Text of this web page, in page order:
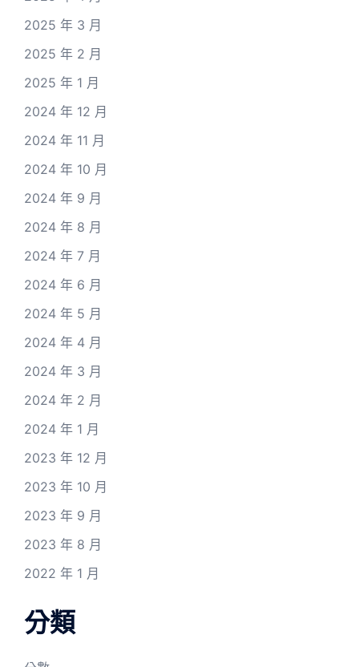
2025 年 3 月
2025 年 2 月
2025 年 1 月
2024 年 12 月
2024 年 11 月
2024 年 10 月
2024 年 9 月
2024 年 8 月
2024 年 7 月
2024 年 6 月
2024 年 5 月
2024 年 4 月
2024 年 3 月
2024 年 2 月
2024 年 1 月
2023 年 12 月
2023 年 10 月
2023 年 9 月
2023 年 8 月
2022 年 1 月
分類